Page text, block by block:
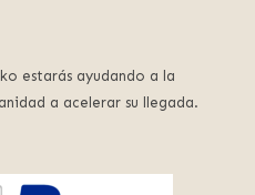
estarás ayudando a la
a acelerar su llegada.